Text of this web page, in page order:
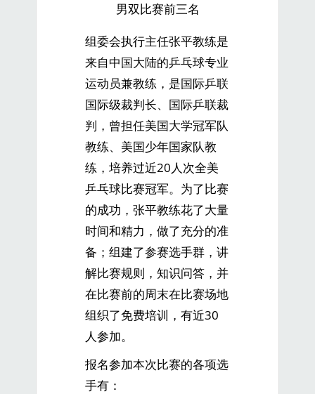
男双比赛前三名
组委会执行主任张平教练是
来自中国大陆的乒乓球专业
运动员兼教练，是国际乒联
国际级裁判长、国际乒联裁
判，曾担任美国大学冠军队
教练、美国少年国家队教
练，培养过近20人次全美
乒乓球比赛冠军。为了比赛
的成功，张平教练花了大量
时间和精力，做了充分的准
备；组建了参赛选手群，讲
解比赛规则，知识问答，并
在比赛前的周末在比赛场地
组织了免费培训，有近30
人参加。
报名参加本次比赛的各项选
手有：